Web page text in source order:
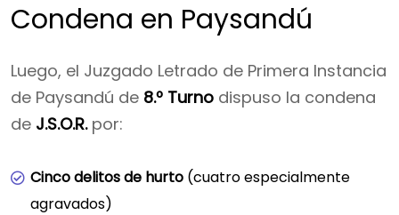
Condena en Paysandú
Luego, el Juzgado Letrado de Primera Instancia
de Paysandú de 8.º Turno dispuso la condena
de J.S.O.R.por:
Cinco delitos de hurto (cuatro especialmente
agravados)